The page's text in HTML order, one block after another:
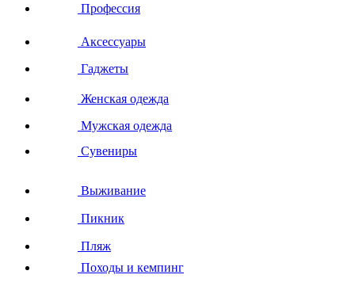
Профессия
Аксессуары
Гаджеты
Женская одежда
Мужская одежда
Сувениры
Выживание
Пикник
Пляж
Походы и кемпинг